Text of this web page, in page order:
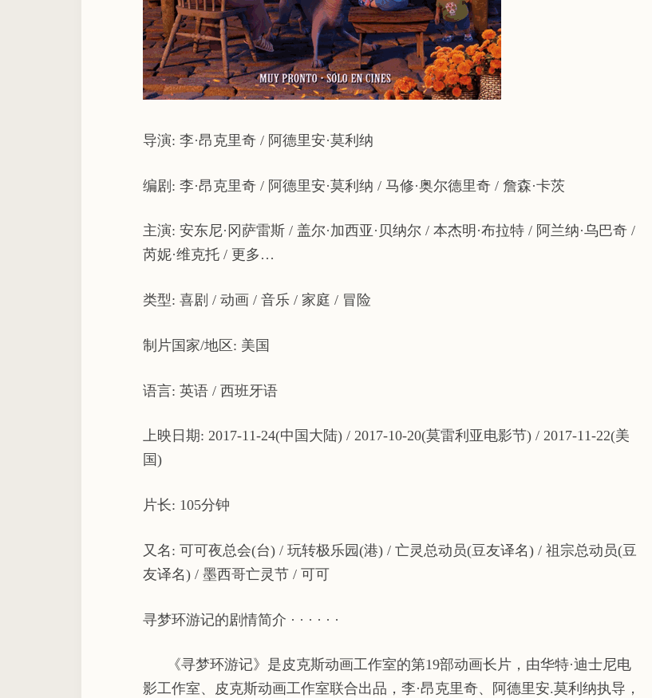
导演: 李·昂克里奇 / 阿德里安·莫利纳
编剧: 李·昂克里奇 / 阿德里安·莫利纳 / 马修·奥尔德里奇 / 詹森·卡茨
主演: 安东尼·冈萨雷斯 / 盖尔·加西亚·贝纳尔 / 本杰明·布拉特 / 阿兰纳·乌巴奇 /
芮妮·维克托 / 更多…
类型: 喜剧 / 动画 / 音乐 / 家庭 / 冒险
制片国家/地区: 美国
语言: 英语 / 西班牙语
上映日期: 2017-11-24(中国大陆) / 2017-10-20(莫雷利亚电影节) / 2017-11-22(美
国)
片长: 105分钟
又名: 可可夜总会(台) / 玩转极乐园(港) / 亡灵总动员(豆友译名) / 祖宗总动员(豆
友译名) / 墨西哥亡灵节 / 可可
寻梦环游记的剧情简介 · · · · · ·
《寻梦环游记》是皮克斯动画工作室的第19部动画长片，由华特·迪士尼电
影工作室、皮克斯动画工作室联合出品，李·昂克里奇、阿德里安.莫利纳执导，